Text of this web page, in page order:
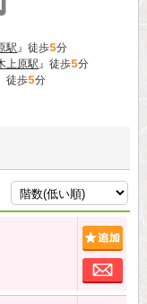
駅』徒歩5分
上原駅』徒歩5分
徒歩5分
お